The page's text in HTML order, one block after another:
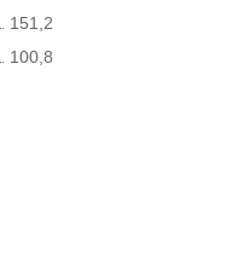
151,2
100,8